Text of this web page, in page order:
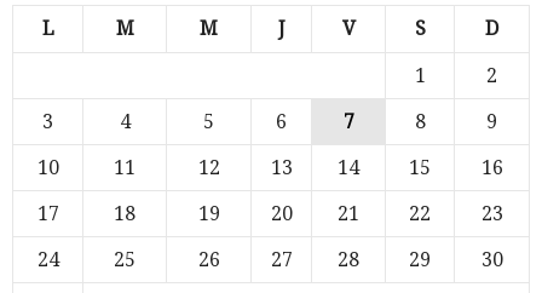
L M M J V S D
1
2
3
4 5 6 7 8
9
10
11 12 13 14 15
16
17
18 19 20 21 22
23
24
25 26 27 28 29
30